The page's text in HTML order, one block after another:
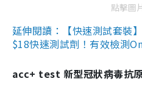
點擊圖
延伸閱讀：【快速測試套裝
$18快速測試劑！有效檢測
acc+ test 新型冠狀病毒抗